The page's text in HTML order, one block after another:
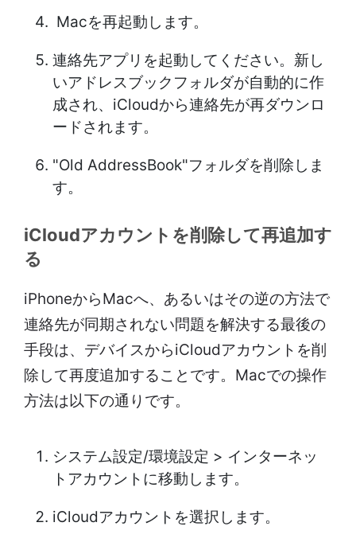
Macを再起動します。
連絡先アプリを起動してください。新し
いアドレスブックフォルダが自動的に作
成され、iCloudから連絡先が再ダウンロ
ードされます。
"Old AddressBook"フォルダを削除しま
す。
iCloudアカウントを削除して再追加す
る
iPhoneからMacへ、あるいはその逆の方法で
連絡先が同期されない問題を解決する最後の
手段は、デバイスからiCloudアカウントを削
除して再度追加することです。Macでの操作
方法は以下の通りです。
システム設定/環境設定 > インターネッ
トアカウントに移動します。
iCloudアカウントを選択します。